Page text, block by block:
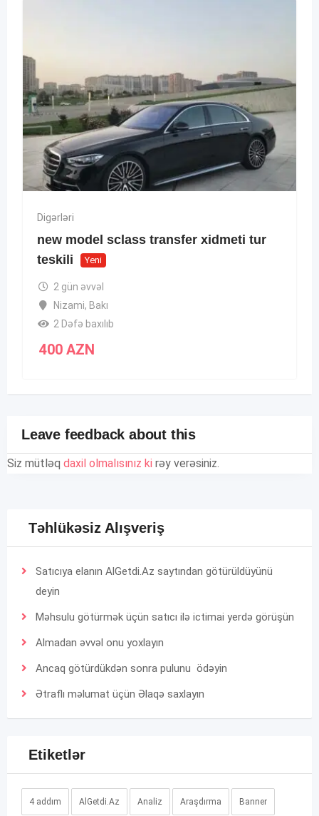
Digərləri
new model sclass transfer xidmeti tur
teskili
Yeni
2 gün əvvəl
Nizami, Bakı
2 Dəfə baxılıb
400 AZN
Leave feedback about this
Siz mütləq daxil olmalısınız ki rəy verəsiniz.
Təhlükəsiz Alışveriş
Satıcıya elanın AlGetdi.Az saytından götürüldüyünü
deyin
Məhsulu götürmək üçün satıcı ilə ictimai yerdə görüşün
Almadan əvvəl onu yoxlayın
Ancaq götürdükdən sonra pulunu ödəyin
Ətraflı məlumat üçün Əlaqə saxlayın
Etiketlər
4 addım AlGetdi.Az Analiz Araşdırma Banner